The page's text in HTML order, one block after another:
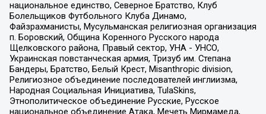
национальное единство, Северное Братство, Клуб
Болельщиков Футбольного Клуба Динамо,
Файзрахманисты, Мусульманская религиозная организация
п. Боровский, Община Коренного Русского народа
Щелковского района, Правый сектор, УНА - УНСО,
Украинская повстанческая армия, Тризуб им. Степана
Бандеры, Братство, Белый Крест, Misanthropic division,
Религиозное объединение последователей инглиизма,
Народная Социальная Инициатива, TulaSkins,
Этнополитическое объединение Русские, Русское